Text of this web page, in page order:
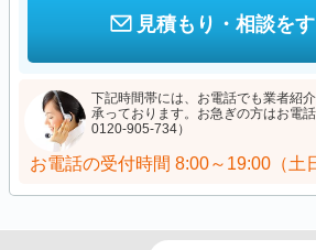
見積もり・相談を
下記時間帯には、お電話でも業者紹
承っております。お急ぎの方はお電
0120-905-734）
お電話の受付時間 8:00～19:00（土